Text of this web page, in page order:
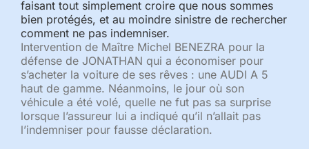
faisant tout simplement croire que nous sommes
bien protégés, et au moindre sinistre de rechercher
comment ne pas indemniser.
Intervention de Maître Michel BENEZRA pour la
défense de JONATHAN qui a économiser pour
s’acheter la voiture de ses rêves : une AUDI A 5
haut de gamme. Néanmoins, le jour où son
véhicule a été volé, quelle ne fut pas sa surprise
lorsque l’assureur lui a indiqué qu’il n’allait pas
l’indemniser pour fausse déclaration.